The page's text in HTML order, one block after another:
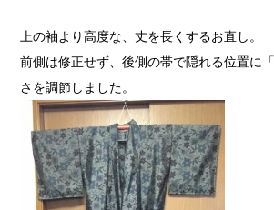
上の袖より高度な、丈を長くするお直し。
前側は修正せず、後側の帯で隠れる位置に
さを調節しました。